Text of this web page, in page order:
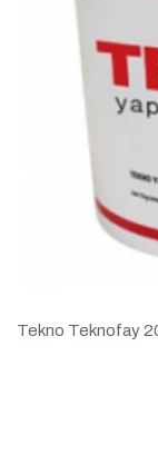
Tekno Teknofay